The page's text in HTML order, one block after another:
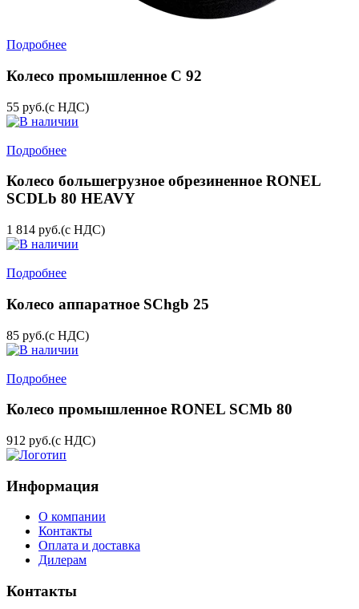
Подробнее
Колесо промышленное C 92
55 руб.(с НДС)
Подробнее
Колесо большегрузное обрезиненное RONEL
SCDLb 80 HEAVY
1 814 руб.(с НДС)
Подробнее
Колесо аппаратное SChgb 25
85 руб.(с НДС)
Подробнее
Колесо промышленное RONEL SCMb 80
912 руб.(с НДС)
Информация
О компании
Контакты
Оплата и доставка
Дилерам
Контакты